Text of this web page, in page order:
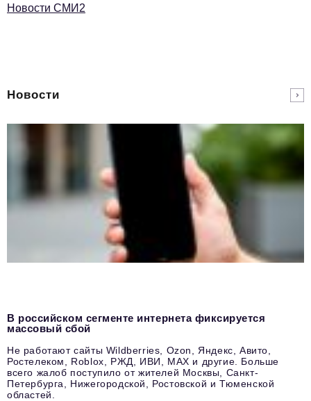
Новости СМИ2
Новости
В российском сегменте интернета фиксируется
массовый сбой
Не работают сайты Wildberries, Ozon, Яндекс, Авито,
Ростелеком, Roblox, РЖД, ИВИ, MAX и другие. Больше
всего жалоб поступило от жителей Москвы, Санкт-
Петербурга, Нижегородской, Ростовской и Тюменской
областей.